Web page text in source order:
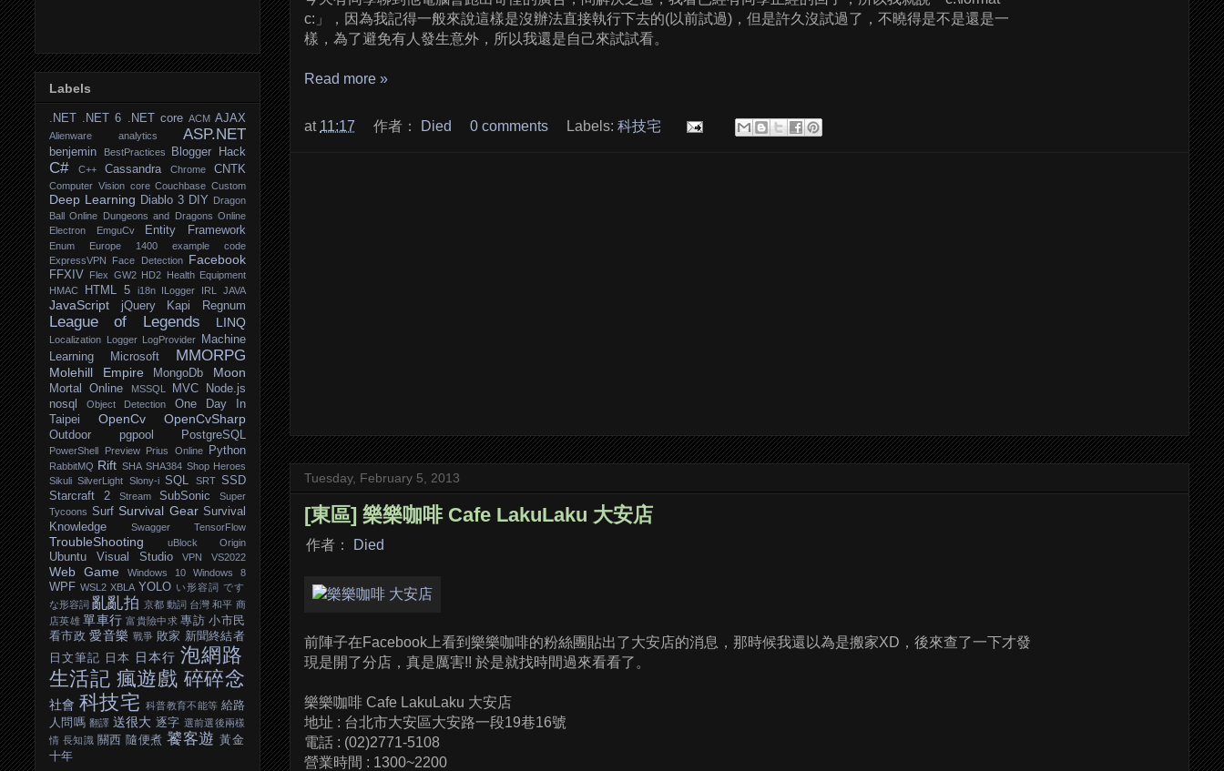
c:」，因為我記得一般來說這樣是沒辦法直接執行下去的(以前試過)，但是許久沒試過了，不曉得是不是還是一
樣，為了避免有人發生意外，所以我還是自己來試試看。
Read more »
at 11:17 作者： Died 0 comments Labels: 科技宅
Tuesday, February 5, 2013
[東區] 樂樂咖啡 Cafe LakuLaku 大安店
作者： Died
前陣子在Facebook上看到樂樂咖啡的粉絲團貼出了大安店的消息，那時候我還以為是搬家XD，後來查了一下才發
現是開了分店，真是厲害!! 於是就找時間過來看看了。
樂樂咖啡 Cafe LakuLaku 大安店
地址 : 台北市大安區大安路一段19巷16號
電話 : (02)2771-5108
營業時間 : 1300~2200
Labels
.NET .NET 6 .NET core ACM AJAX
Alienware analytics ASP.NET
benjemin BestPractices Blogger Hack
C# C++ Cassandra Chrome CNTK
Computer Vision core Couchbase Custom
Deep Learning Diablo 3 DIY Dragon
Ball Online Dungeons and Dragons Online
Electron
EmguCv Entity Framework
Enum Europe 1400
example code
ExpressVPN
Face Detection Facebook
FFXIV Flex GW2 HD2 Health Equipment
HMAC
HTML 5 i18n ILogger IRL JAVA
JavaScript jQuery Kapi Regnum
League of Legends LINQ
Localization Logger LogProvider
Machine
Learning
Microsoft MMORPG
Molehill Empire MongoDb Moon
Mortal Online MSSQL MVC
Node.js
nosql
Object Detection
One Day In
Taipei
OpenCv OpenCvSharp
Outdoor pgpool PostgreSQL
PowerShell Preview Prius Online Python
RabbitMQ Rift SHA SHA384 Shop Heroes
Sikuli SilverLight Slony-i SQL SRT SSD
Starcraft 2
Stream SubSonic
Super
Tycoons Surf Survival Gear Survival
Knowledge
Swagger TensorFlow
TroubleShooting uBlock Origin
Ubuntu Visual Studio VPN VS2022
Web Game Windows 10 Windows 8
WPF WSL2 XBLA YOLO い形容詞 です
な形容詞 亂亂拍 京都 動詞 台灣 和平 商
店英雄 單車行 富貴險中求 專訪 小市民
看市政 愛音樂 戰爭 敗家 新聞終結者
日文筆記
日本 日本行 泡網路
生活記 瘋遊戲 碎碎念
社會 科技宅 科普教育不能等 給路
人問嗎 翻譯 送很大 逐字 選前選後兩樣
情 長知識 關西 隨便煮 饕客遊 黃金
十年